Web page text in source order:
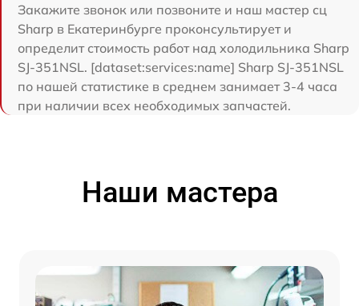
Закажите звонок или позвоните и наш мастер сц
Sharp в Екатеринбурге проконсультирует и
определит стоимость работ над холодильника Sharp
SJ-351NSL. [dataset:services:name] Sharp SJ-351NSL
по нашей статистике в среднем занимает 3-4 часа
при наличии всех необходимых запчастей.
Наши мастера